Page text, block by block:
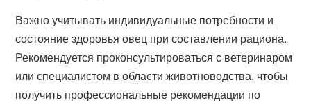
Важно учитывать индивидуальные потребности и
состояние здоровья овец при составлении рациона.
Рекомендуется проконсультироваться с ветеринаром
или специалистом в области животноводства, чтобы
получить профессиональные рекомендации по